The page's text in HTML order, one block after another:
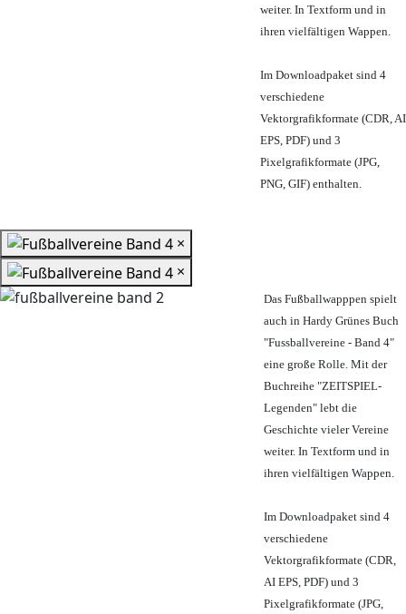
weiter. In Textform und in
ihren vielfältigen Wappen.
Im Downloadpaket sind 4
verschiedene
Vektorgrafikformate (CDR, AI
EPS, PDF) und 3
Pixelgrafikformate (JPG,
PNG, GIF) enthalten.
×
×
Das Fußballwapppen spielt
auch in Hardy Grünes Buch
"Fussballvereine - Band 4"
eine große Rolle. Mit der
Buchreihe "ZEITSPIEL-
Legenden" lebt die
Geschichte vieler Vereine
weiter. In Textform und in
ihren vielfältigen Wappen.
Im Downloadpaket sind 4
verschiedene
Vektorgrafikformate (CDR,
AI EPS, PDF) und 3
Pixelgrafikformate (JPG,